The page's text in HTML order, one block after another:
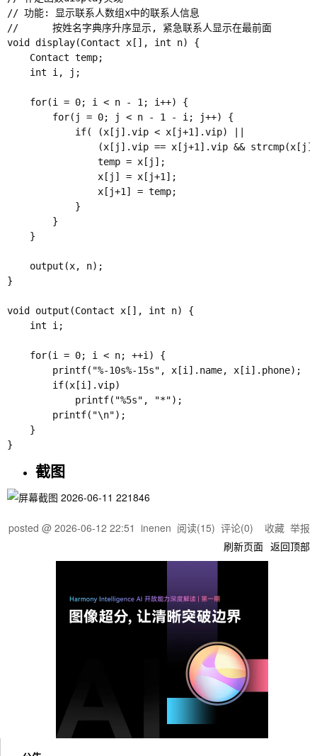
// 功能: 显示联系人数组x中的联系人信息
//      按姓名字典序升序显示, 紧急联系人显示在最前面
void display(Contact x[], int n) {
    Contact temp;
    int i, j;
    for(i = 0; i < n - 1; i++) {
        for(j = 0; j < n - 1 - i; j++) {
            if( (x[j].vip < x[j+1].vip) ||
(x[j].vip == x[j+1].vip &&
                temp = x[j];
                x[j] = x[j+1];
                x[j+1] = temp;
            }
        }
    }
    output(x, n);
}
void output(Contact x[], int n) {
    int i;
    for(i = 0; i < n; ++i) {
        printf("%-10s%-15s", x[i].name, x[i].phone);
        if(x[i].vip)
            printf("%5s", "*");
        printf("\n");
    }
截图
posted @ 2026-06-12 22:51 inenen 阅读(15) 评论(0) 收藏 举报
刷新页面 返回顶部